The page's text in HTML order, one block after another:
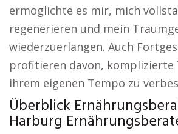
ermöglichte es mir, mich
regenerieren und mein
wiederzuerlangen. Auch
profitieren davon, komplizierte
ihrem eigenen Tempo zu
Überblick
Harburg